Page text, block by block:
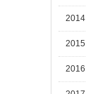
2014
2015
2016